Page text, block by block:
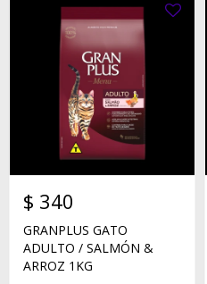
$ 340
GRANPLUS GATO
ADULTO / SALMÓN &
ARROZ 1KG